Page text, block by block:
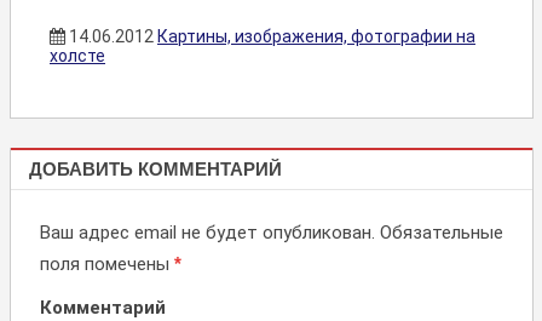
14.06.2012 Картины, изображения, фотографии на
холсте
СТАТЬИ
ДОБАВИТЬ КОММЕНТАРИЙ
Ваш адрес email не будет опубликован. Обязательные
поля помечены *
Комментарий